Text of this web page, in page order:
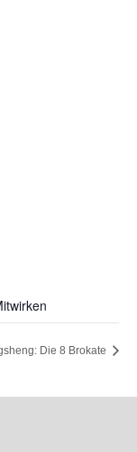
Die 8 Brokate